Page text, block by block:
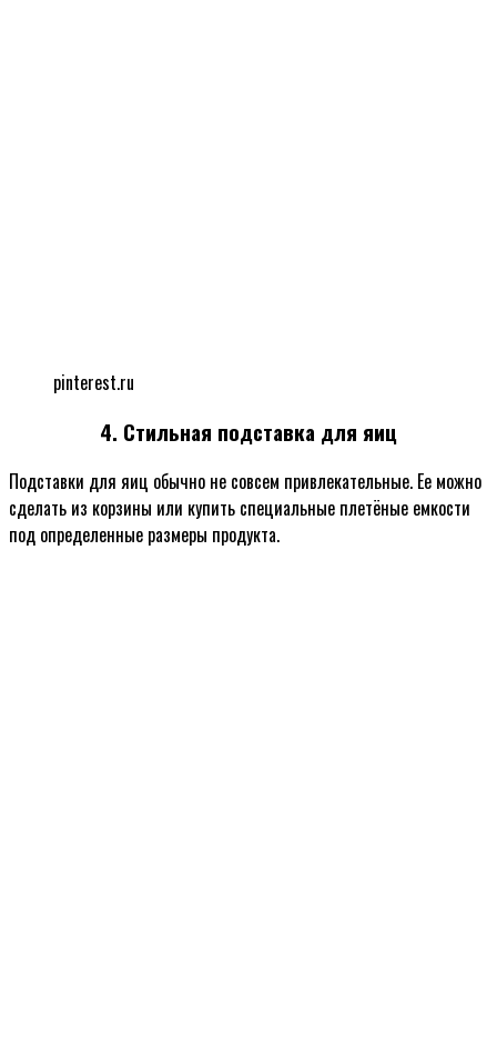
pinterest.ru
4. Стильная подставка для яиц
Подставки для яиц обычно не совсем привлекательные. Ее можно
сделать из корзины или купить специальные плетёные емкости
под определенные размеры продукта.